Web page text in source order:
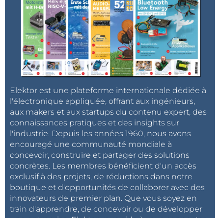
Elektor est une plateforme internationale dédiée à
l'électronique appliquée, offrant aux ingénieurs,
aux makers et aux startups du contenu expert, des
connaissances pratiques et des insights sur
l'industrie. Depuis les années 1960, nous avons
encouragé une communauté mondiale à
concevoir, construire et partager des solutions
concrètes. Les membres bénéficient d'un accès
exclusif à des projets, de réductions dans notre
boutique et d'opportunités de collaborer avec des
innovateurs de premier plan. Que vous soyez en
train d'apprendre, de concevoir ou de développer